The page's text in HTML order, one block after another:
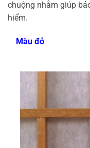
chuộng nhằm giúp
hiểm.
Màu đỏ